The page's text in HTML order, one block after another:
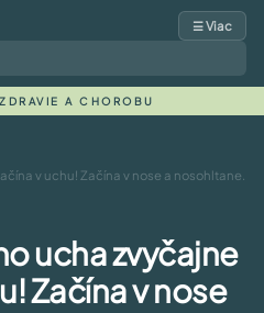
☰ Viac
A CHOROBU
v uchu! Začína v nose a nosohltane.
ucha zvyčajne
Začína v nose